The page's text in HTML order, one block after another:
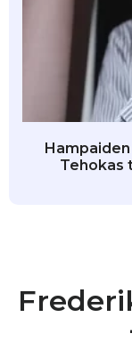
Tehokas